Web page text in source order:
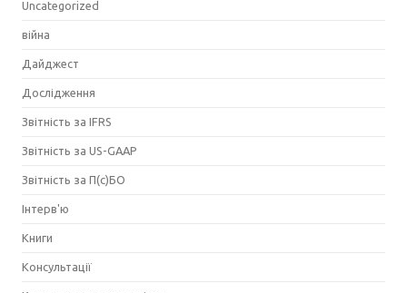
Uncategorized
війна
Дайджест
Дослідження
Звітність за IFRS
Звітність за US-GAAP
Звітність за П(с)БО
Інтерв'ю
Книги
Консультації